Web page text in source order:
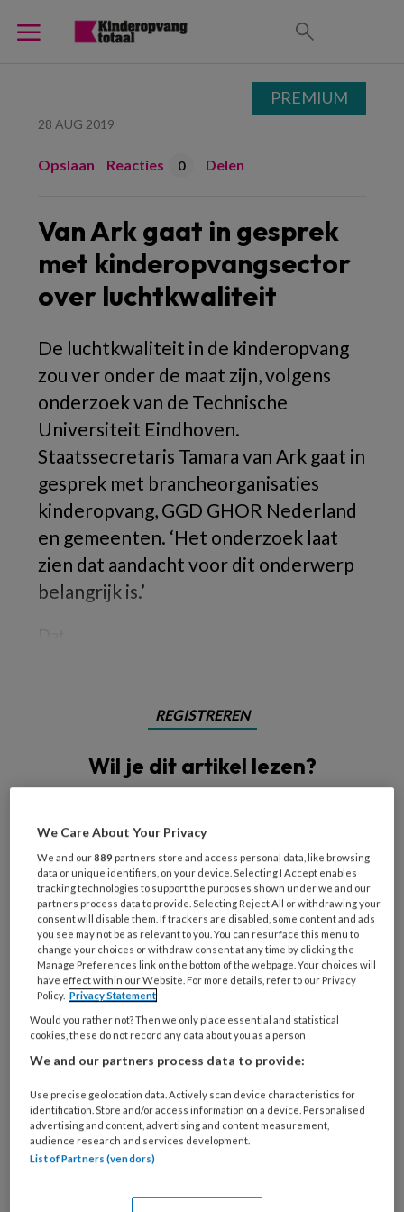
28 AUG 2019
Opslaan Reacties 0 Delen
Van Ark gaat in gesprek
met kinderopvangsector
over luchtkwaliteit
De luchtkwaliteit in de kinderopvang
zou ver onder de maat zijn, volgens
onderzoek van de Technische
Universiteit Eindhoven.
Staatssecretaris Tamara van Ark gaat in
gesprek met brancheorganisaties
kinderopvang, GGD GHOR Nederland
en gemeenten. ‘Het onderzoek laat
zien dat aandacht voor dit onderwerp
belangrijk is.’
REGISTREREN
Wil je dit artikel lezen?
artikelen gratis per maand
Al een account of abonnement?Log dan in
Wat
is
je
e-
mailadres?
* *
Kies
je
wachtwoord* *
Kies
functie *
Bij
welke
PREMIUM
We Care About Your Privacy
We and our889 partners store and access personal data, like browsing
data or unique identifiers, on your device. Selecting I Accept enables
tracking technologies to support the purposes shown under we and our
partners process data to provide. Selecting Reject All or withdrawing your
consent will disable them. If trackers are disabled, some content and ads
you see may not be as relevant to you. You can resurface this menu to
change your choices or withdraw consent at any time by clicking the
Manage Preferences link on the bottom of the webpage. Your choices will
have effect within our Website. For more details, refer to our Privacy
Policy. Privacy Statement
Would you rather not? Then we only place essential and statistical
cookies, these do not record any data about you as a person
We and our partners process data to provide:
Use precise geolocation data. Actively scan device characteristics for
identification. Store and/or access information on a device. Personalised
advertising and content, advertising and content measurement,
audience research and services development.
List of Partners (vendors)